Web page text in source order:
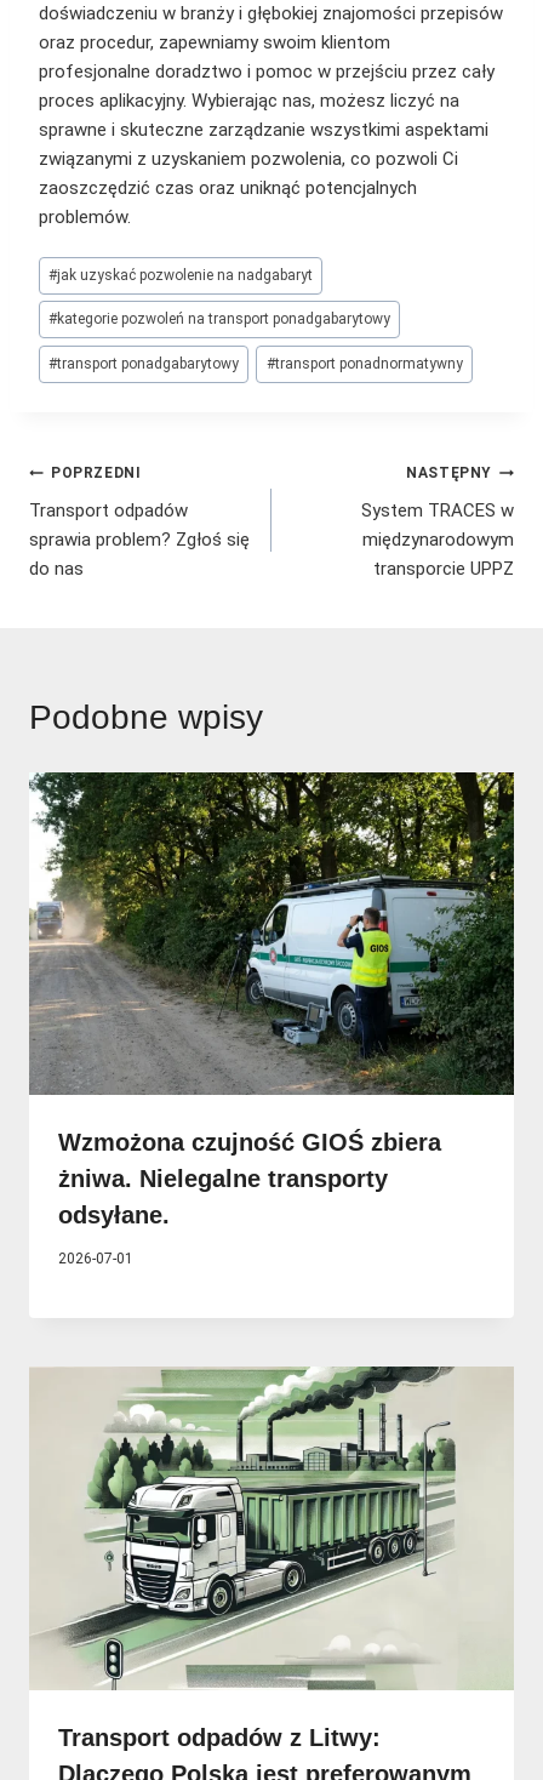
doświadczeniu w branży i głębokiej znajomości przepisów
oraz procedur, zapewniamy swoim klientom
profesjonalne doradztwo i pomoc w przejściu przez cały
proces aplikacyjny. Wybierając nas, możesz liczyć na
sprawne i skuteczne zarządzanie wszystkimi aspektami
związanymi z uzyskaniem pozwolenia, co pozwoli Ci
zaoszczędzić czas oraz uniknąć potencjalnych
problemów.
Tagi
wpisu:
#jak uzyskać pozwolenie na nadgabaryt
#kategorie pozwoleń na transport ponadgabarytowy
#transport ponadgabarytowy #transport ponadnormatywny
Nawigacja
wpisu
POPRZEDNI
Transport odpadów
sprawia problem? Zgłoś się
do nas
NASTĘPNY
System TRACES w
międzynarodowym
transporcie UPPZ
Podobne wpisy
Wzmożona czujność GIOŚ zbiera
żniwa. Nielegalne transporty
odsyłane.
2026-07-01
Transport odpadów z Litwy:
Dlaczego Polska jest preferowanym